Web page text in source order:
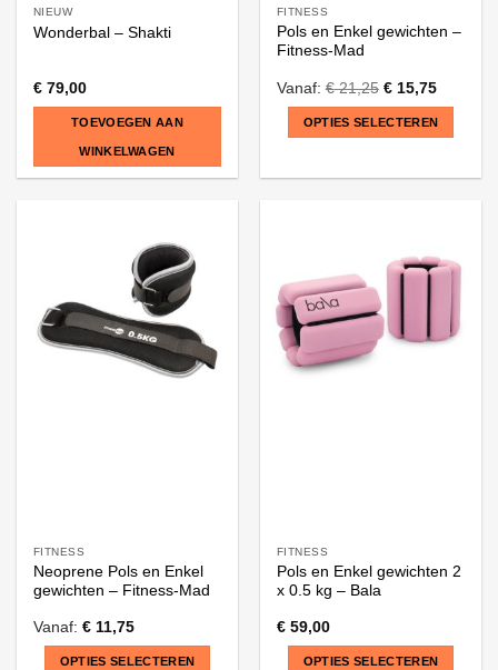
NIEUW
Wonderbal – Shakti
€79,00
TOEVOEGEN AAN
WINKELWAGEN
FITNESS
Pols en Enkel gewichten –
Fitness-Mad
Vanaf:€21,25 €15,75
OPTIES SELECTEREN
variaties.
Deze
optie
kan
gekozen
FITNESS
Neoprene Pols en Enkel
gewichten – Fitness-Mad
Vanaf: €11,75
OPTIES SELECTEREN
FITNESS
Pols en Enkel gewichten 2
x 0.5 kg – Bala
€59,00
OPTIES SELECTEREN